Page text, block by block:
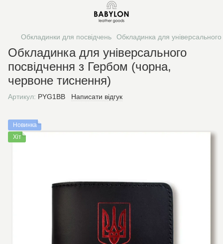
Обкладинки для посвідчень Обкладинка для
Обкладинка для універсального
посвідчення з Гербом (чорна,
червоне тиснення)
Артикул: PYG1BB Написати відгук
Новинка
Хіт